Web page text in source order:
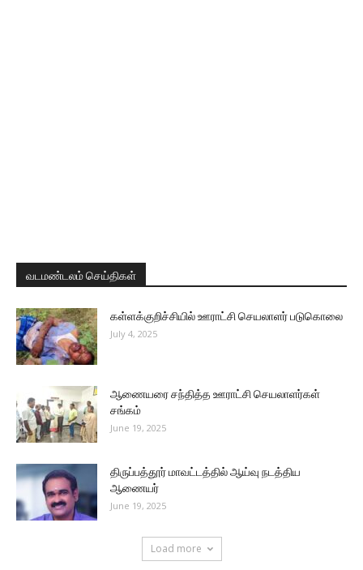
வடமண்டலம் செய்திகள்
கள்ளக்குறிச்சியில் ஊராட்சி செயலாளர் படுகொலை
July 4, 2025
ஆணையரை சந்தித்த ஊராட்சி செயலாளர்கள்
சங்கம்
June 19, 2025
திருப்பத்தூர் மாவட்டத்தில் ஆய்வு நடத்திய
ஆணையர்
June 19, 2025
Load more